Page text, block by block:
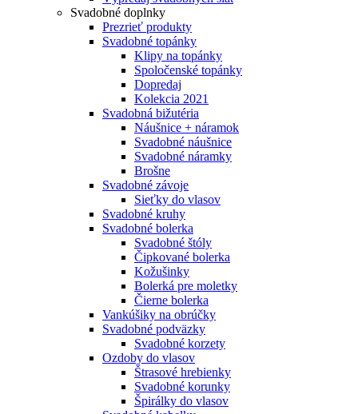
Svadobné doplnky
Prezrieť produkty
Svadobné topánky
Klipy na topánky
Spoločenské topánky
Dopredaj
Kolekcia 2021
Svadobná bižutéria
Náušnice + náramok
Svadobné náušnice
Svadobné náramky
Brošne
Svadobné závoje
Sieťky do vlasov
Svadobné kruhy
Svadobné bolerka
Svadobné štóly
Čipkované bolerka
Kožušinky
Bolerká pre moletky
Čierne bolerka
Vankúšiky na obrúčky
Svadobné podväzky
Svadobné korzety
Ozdoby do vlasov
Štrasové hrebienky
Svadobné korunky
Špirálky do vlasov